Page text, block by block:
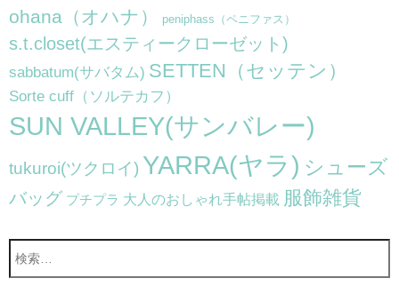
ohana（オハナ） peniphass（ペニファス）
s.t.closet(エスティークローゼット)
sabbatum(サバタム) SETTEN（セッテン）
Sorte cuff（ソルテカフ）
SUN VALLEY(サンバレー)
tukuroi(ツクロイ) YARRA(ヤラ) シューズ
バッグ プチプラ 大人のおしゃれ手帖掲載 服飾雑貨